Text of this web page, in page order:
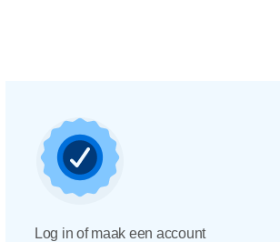
Log in of maak een account